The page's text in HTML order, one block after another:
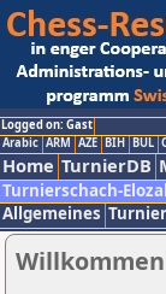
Logged on: Gast
Arabic ARM AZE BIH BUL
Home TurnierDB
Turnierschach-
Allgemeines